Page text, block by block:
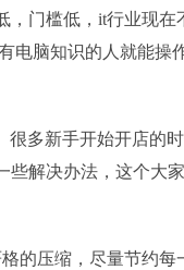
门槛低，it行业现在
电脑知识的人就能操
手开始开店的时
解决办法，这个大
缩，尽量节约每